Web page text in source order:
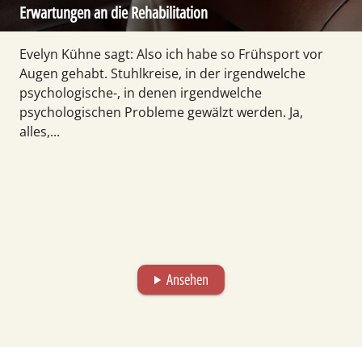
Erwartungen an die Rehabilitation
Evelyn Kühne sagt: Also ich habe so Frühsport vor
Augen gehabt. Stuhlkreise, in der irgendwelche
psychologische-, in denen irgendwelche
psychologischen Probleme gewälzt werden. Ja,
alles,...
play_arrow Ansehen